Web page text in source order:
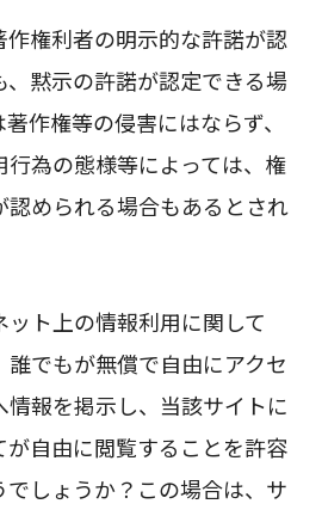
権利者の明示的な許諾が認
黙示の許諾が認定できる場
作権等の侵害にはならず、
為の態様等によっては、権
められる場合もあるとされ
ト上の情報利用に関して
でもが無償で自由にアクセ
情報を掲示し、当該サイトに
が自由に閲覧することを許容
でしょうか？この場合は、サ